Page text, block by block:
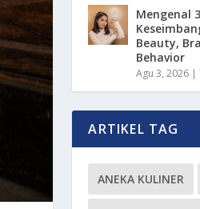
Mengenal
Beauty,
Behavior
Agu 3, 2026 |
ARTIKEL TAG
ANEKA KULINER